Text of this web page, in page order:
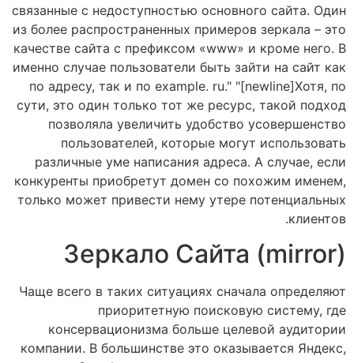
связанные с недоступностью основного сайта. Один
из более распространенных примеров зеркала – это
качестве сайта с префиксом «www» и кроме него. В
именно случае пользователи быть зайти на сайт как
по адресу, так и по example. ru." "[newline]Хотя, по
сути, это один только тот же ресурс, такой подход
позволяла увеличить удобство усовершенство
пользователей, которые могут использовать
различные уме написания адреса. А случае, если
конкуренты приобретут домен со похожим именем,
только может привести нему утере потенциальных
клиентов.
Зеркало Сайта (mirror)
Чаще всего в таких ситуациях сначала определяют
приоритетную поисковую систему, где
консервационизма больше целевой аудитории
компании. В большинстве это оказывается Яндекс,